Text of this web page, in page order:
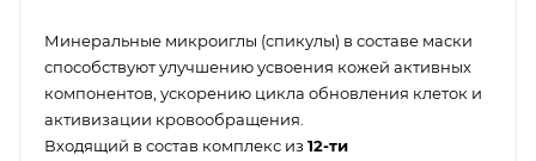
Минеральные микроиглы (спикулы) в составе маски
способствуют улучшению усвоения кожей активных
компонентов, ускорению цикла обновления клеток и
активизации кровообращения.
Входящий в состав комплекс из 12-ти